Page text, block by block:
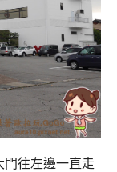
門往左邊一直走